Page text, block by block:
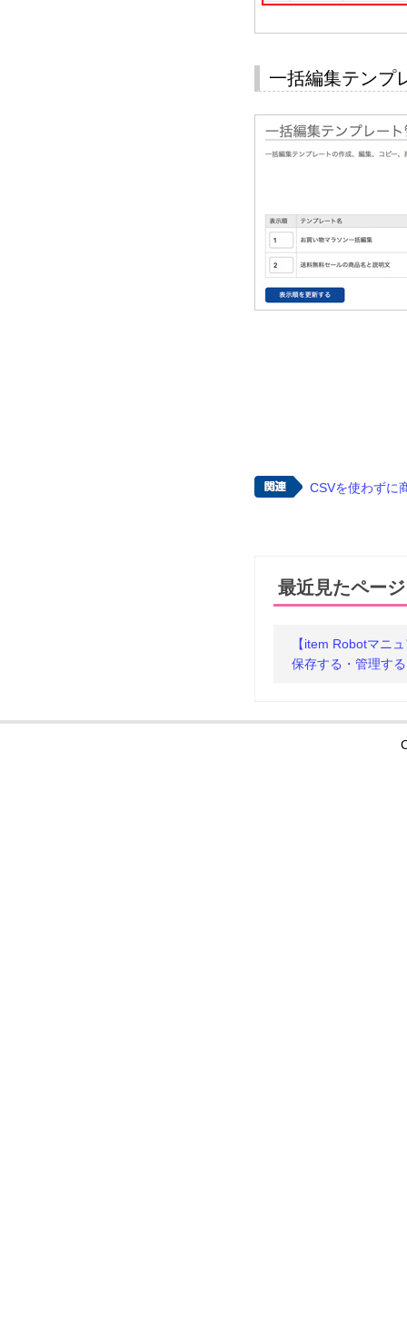
一括編集テンプ
CSVを使わずに
最近見たページ
【item Robotマニ
保存する・管理する